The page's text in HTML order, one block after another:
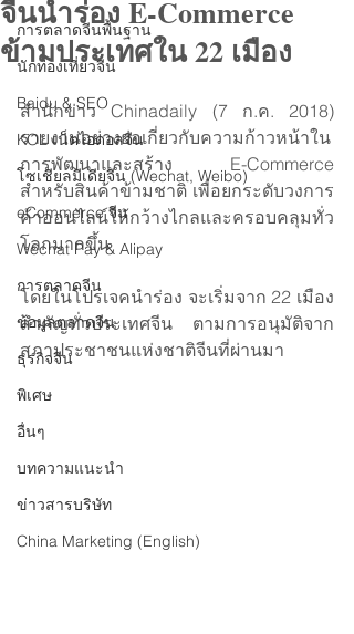
การตลาดจีนพื้นฐาน
นักท่องเที่ยวจีน
Baidu & SEO
KOL เน็ตไอดอลจีน
โซเชียลมีเดียจีน (Wechat, Weibo)
eCommerce จีน
Wechat Pay & Alipay
การตลาดจีน
ข้อมูลตลาดจีน
ธุรกิจจีน
พิเศษ
อื่นๆ
บทความแนะนำ
ข่าวสารบริษัท
China Marketing (English)
จีนนำร่อง E-Commerce
ข้ามประเทศใน 22 เมือง
สำนักข่าว Chinadaily (7 ก.ค. 2018)
รายงานอย่างย่อเกี่ยวกับความก้าวหน้าใน
การพัฒนาและสร้าง E-Commerce
สำหรับสินค้าข้ามชาติ เพื่อยกระดับวงการ
ค้าออนไลน์ให้กว้างไกลและครอบคลุมทั่ว
โลกมากขึ้น
โดยในโปรเจคนำร่อง จะเริ่มจาก 22 เมือง
สำคัญทั่วประเทศจีน ตามการอนุมัติจาก
สภาประชาชนแห่งชาติจีนที่ผ่านมา